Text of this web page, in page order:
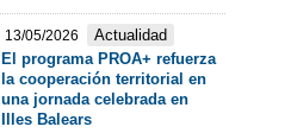
13/05/2026
Actualidad
El programa PROA+ refuerza
la cooperación territorial en
una jornada celebrada en
Illes Balears